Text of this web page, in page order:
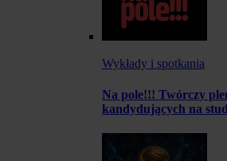
Wykłady i spotkania
Na pole!!! Twórczy
kandydujących na